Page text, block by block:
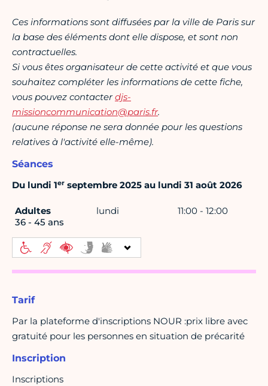
Ces informations sont diffusées par la ville de Paris sur
la base des éléments dont elle dispose, et sont non
contractuelles.
Si vous êtes organisateur de cette activité et que vous
souhaitez compléter les informations de cette fiche,
vous pouvez contacterdjs-
missioncommunication@paris.fr.
(aucune réponse ne sera donnée pour les questions
relatives à l'activité elle-même).
Séances
Du lundi 1er septembre 2025 au lundi 31 août 2026
Adultes
36 - 45 ans
lundi 11:00 - 12:00
Tarif
Par la plateforme d'inscriptions NOUR :prix libre avec
gratuité pour les personnes en situation de précarité
Inscription
Inscriptions